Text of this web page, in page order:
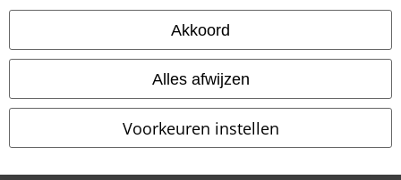
Akkoord
Alles afwijzen
Voorkeuren instellen
wettelijke BTW
© 1986-2026 Large Popmerchandising B.V.